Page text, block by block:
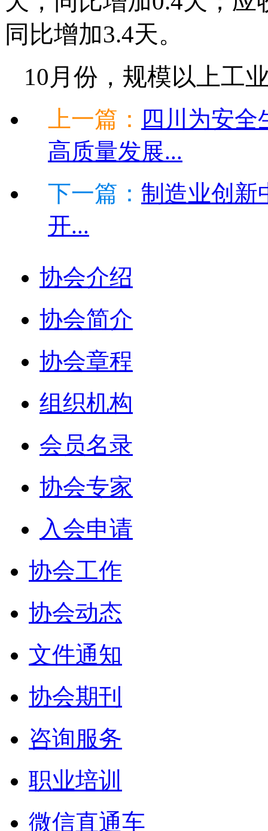
同比增加3.4天。
10月份，规模以上工
上一篇： 四川为安全
高质量发展...
下一篇： 制造业创新
开...
协会介绍
协会简介
协会章程
组织机构
会员名录
协会专家
入会申请
协会工作
协会动态
文件通知
协会期刊
咨询服务
职业培训
微信直通车